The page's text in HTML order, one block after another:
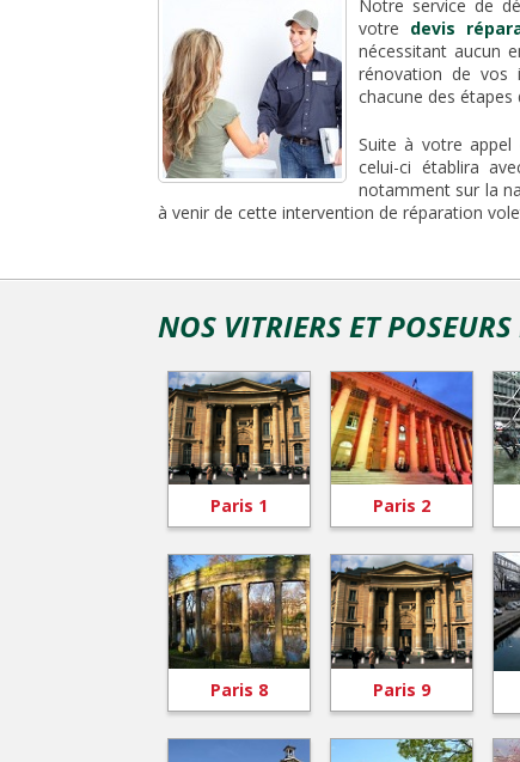
Notre service de
votre devis
nécessitant aucun
rénovation de vos
chacune des étapes
Suite à votre appel
celui-ci établira
notamment sur la
à venir de cette intervention de réparation
NOS VITRIERS ET
Paris 1 Paris 2
Paris 8 Paris 9